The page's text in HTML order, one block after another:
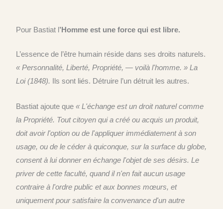
Pour Bastiat l’Homme est une force qui est libre.
L’essence de l’être humain réside dans ses droits naturels.
« Personnalité, Liberté, Propriété, — voilà l'homme. »La
Loi (1848). Ils sont liés. Détruire l’un détruit les autres.
Bastiat ajoute que« L'échange est un droit naturel comme
la Propriété. Tout citoyen qui a créé ou acquis un produit,
doit avoir l'option ou de l'appliquer immédiatement à son
usage, ou de le céder à quiconque, sur la surface du globe,
consent à lui donner en échange l'objet de ses désirs. Le
priver de cette faculté, quand il n'en fait aucun usage
contraire à l'ordre public et aux bonnes mœurs, et
uniquement pour satisfaire la convenance d'un autre